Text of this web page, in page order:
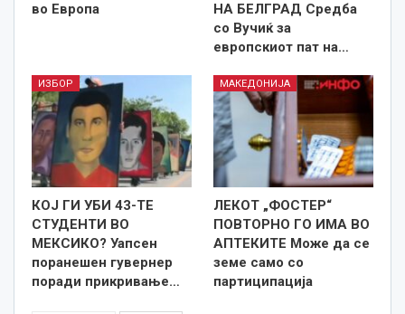
во Европа
НА БЕЛГРАД Средба
со Вучиќ за
европскиот пат на…
ИЗБОР
КОЈ ГИ УБИ 43-ТЕ
СТУДЕНТИ ВО
МЕКСИКО? Уапсен
поранешен гувернер
поради прикривање…
МАКЕДОНИЈА
ЛЕКОТ „ФОСТЕР“
ПОВТОРНО ГО ИМА ВО
АПТЕКИТЕ Може да се
земе само со
партиципација